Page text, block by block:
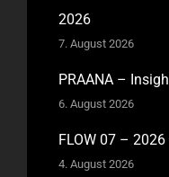
2026
7. August 2026
PRAANA –
6. August 2026
FLOW 07 –
4. August 2026